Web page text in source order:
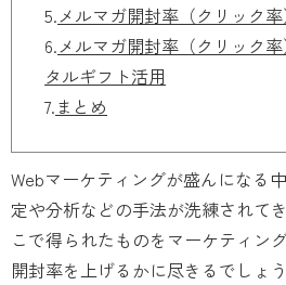
5.メルマガ開封率（クリック
6.メルマガ開封率（クリック
タルギフト活用
7.まとめ
Webマーケティングが盛んになる
定や分析などの手法が洗練されて
こで得られたものをマーケティン
開封率を上げるかに尽きるでしょう